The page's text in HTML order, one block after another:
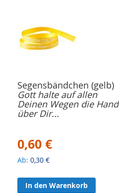
Segensbändchen (gelb)
Gott halte auf allen
Deinen Wegen die Hand
über Dir...
0,60 €
Ab 0,30 €
In den Warenkorb